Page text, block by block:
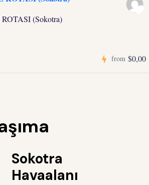
(Sokotra)
from $0,00
Sokotra
Havaalanı